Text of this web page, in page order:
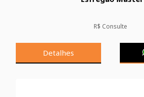
R$ Consulte
Detalhes